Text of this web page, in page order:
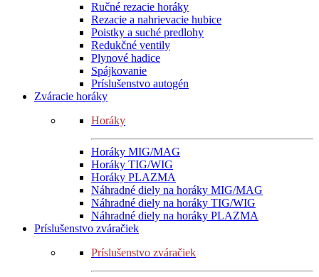
Ručné rezacie horáky
Rezacie a nahrievacie hubice
Poistky a suché predlohy
Redukčné ventily
Plynové hadice
Spájkovanie
Príslušenstvo autogén
Zváracie horáky
Horáky
Horáky MIG/MAG
Horáky TIG/WIG
Horáky PLAZMA
Náhradné diely na horáky MIG/MAG
Náhradné diely na horáky TIG/WIG
Náhradné diely na horáky PLAZMA
Príslušenstvo zváračiek
Príslušenstvo zváračiek